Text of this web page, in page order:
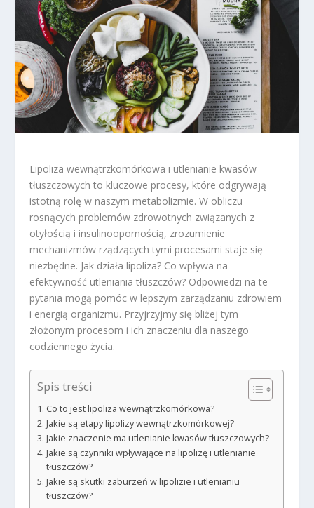
Lipoliza wewnątrzkomórkowa i utlenianie kwasów
tłuszczowych to kluczowe procesy, które odgrywają
istotną rolę w naszym metabolizmie. W obliczu
rosnących problemów zdrowotnych związanych z
otyłością i insulinoopornością, zrozumienie
mechanizmów rządzących tymi procesami staje się
niezbędne. Jak działa lipoliza? Co wpływa na
efektywność utleniania tłuszczów? Odpowiedzi na te
pytania mogą pomóc w lepszym zarządzaniu zdrowiem
i energią organizmu. Przyjrzyjmy się bliżej tym
złożonym procesom i ich znaczeniu dla naszego
codziennego życia.
Spis treści
Co to jest lipoliza wewnątrzkomórkowa?
Jakie są etapy lipolizy wewnątrzkomórkowej?
Jakie znaczenie ma utlenianie kwasów tłuszczowych?
Jakie są czynniki wpływające na lipolizę i utlenianie
tłuszczów?
Jakie są skutki zaburzeń w lipolizie i utlenianiu
tłuszczów?